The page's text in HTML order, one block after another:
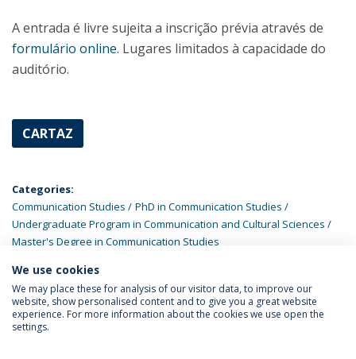
A entrada é livre sujeita a inscrição prévia através de
formulário online. Lugares limitados à capacidade do
auditório.
CARTAZ
Categories:
Communication Studies
PhD in Communication Studies
Undergraduate Program in Communication and Cultural Sciences
Master's Degree in Communication Studies
LATEST NEWS
Privacy Policy
We use cookies
We may place these for analysis of our visitor data, to improve our
website, show personalised content and to give you a great website
experience. For more information about the cookies we use open the
settings.